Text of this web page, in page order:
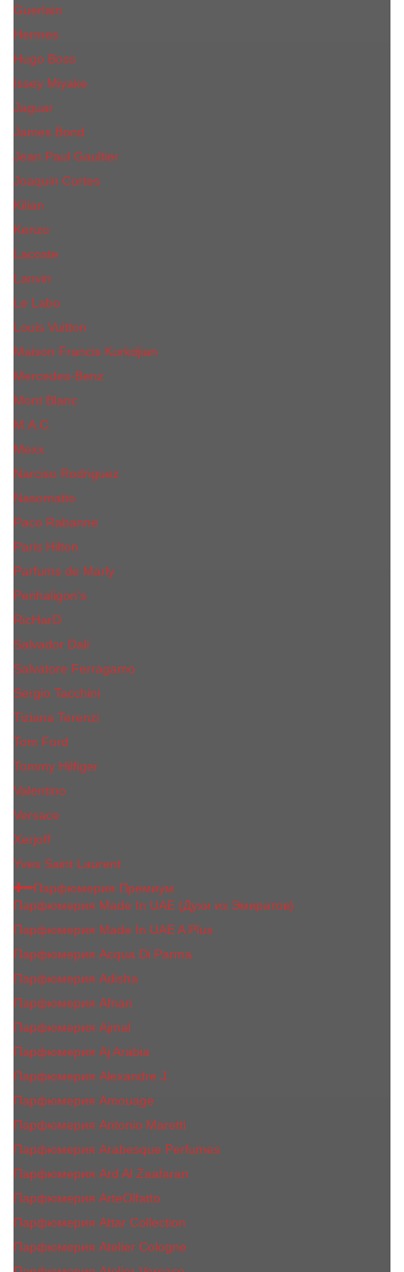
Guerlain
Hermes
Hugo Boss
Issey Miyake
Jaguar
James Bond
Jean Paul Gaultier
Joaquin Сortes
Kilian
Kenzo
Lacoste
Lanvin
Le Labo
Louis Vuitton
Maison Francis Kurkdjian
Mercedes-Benz
Mont Blanc
M.А.C.
Mexx
Narciso Rodriguez
Nasomatto
Paco Rabanne
Paris Hilton
Parfums de Marly
Penhaligon​'s
RicHarD
Salvador Dali
Salvatore Ferragamo
Sergio Tacchini
Tiziana Terenzi
Tom Ford
Tommy Hilfiger
Valentino
Versace
Xerjoff
Yves Saint Laurent
Парфюмерия Премиум
Парфюмерия Made In UAE (Духи из Эмиратов)
Парфюмерия Made In UAE A Plus
Парфюмерия Acqua Di Parma
Парфюмерия Adisha
Парфюмерия Afnan
Парфюмерия Ajmal
Парфюмерия Aj Arabia
Парфюмерия Alexandre J.
Парфюмерия Amouage
Парфюмерия Antonio Maretti
Парфюмерия Arabesque Perfumes
Парфюмерия Ard Al Zaafaran
Парфюмерия ArteOlfatto
Парфюмерия Attar Collection
Парфюмерия Atelier Cologne